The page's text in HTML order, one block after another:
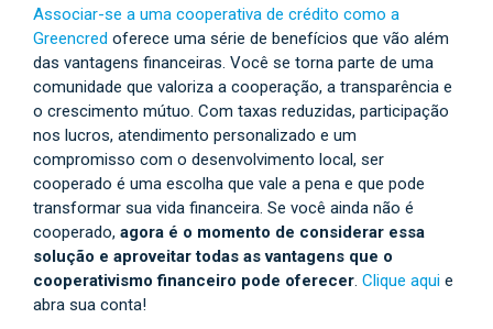
Associar-se a uma cooperativa de crédito como a
Greencred oferece uma série de benefícios que vão além
das vantagens financeiras. Você se torna parte de uma
comunidade que valoriza a cooperação, a transparência e
o crescimento mútuo. Com taxas reduzidas, participação
nos lucros, atendimento personalizado e um
compromisso com o desenvolvimento local, ser
cooperado é uma escolha que vale a pena e que pode
transformar sua vida financeira. Se você ainda não é
cooperado, agora é o momento de considerar essa
solução e aproveitar todas as vantagens que o
cooperativismo financeiro pode oferecer. Clique aqui e
abra sua conta!